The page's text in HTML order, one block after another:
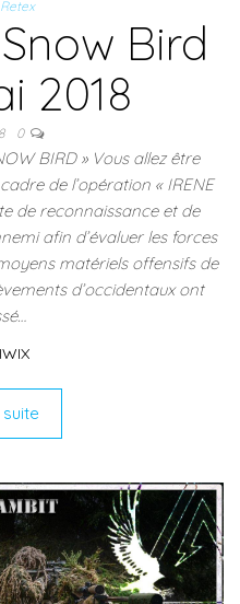
Retex
Bird
2018
0
BIRD » Vous allez être
de l’opération « IRENE
de reconnaissance et de
afin d’évaluer les forces
matériels offensifs de
d’occidentaux ont